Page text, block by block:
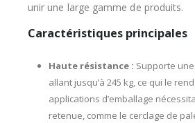
unir une large gamme de produits.
Caractéristiques principales
Haute résistance : Supporte
allant jusqu’à 245 kg, ce qui le
applications d’emballage
retenue, comme le cerclage de